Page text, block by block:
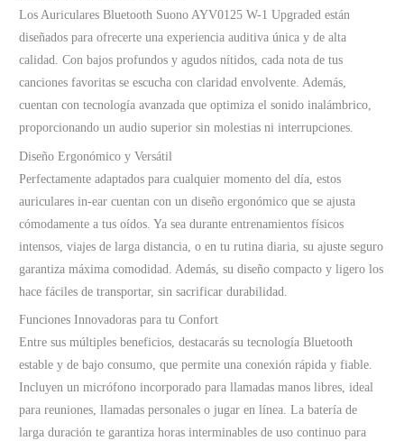
Los Auriculares Bluetooth Suono AYV0125 W-1 Upgraded están
diseñados para ofrecerte una experiencia auditiva única y de alta
calidad. Con bajos profundos y agudos nítidos, cada nota de tus
canciones favoritas se escucha con claridad envolvente. Además,
cuentan con tecnología avanzada que optimiza el sonido inalámbrico,
proporcionando un audio superior sin molestias ni interrupciones.
Diseño Ergonómico y Versátil
Perfectamente adaptados para cualquier momento del día, estos
auriculares in-ear cuentan con un diseño ergonómico que se ajusta
cómodamente a tus oídos. Ya sea durante entrenamientos físicos
intensos, viajes de larga distancia, o en tu rutina diaria, su ajuste seguro
garantiza máxima comodidad. Además, su diseño compacto y ligero los
hace fáciles de transportar, sin sacrificar durabilidad.
Funciones Innovadoras para tu Confort
Entre sus múltiples beneficios, destacarás su tecnología Bluetooth
estable y de bajo consumo, que permite una conexión rápida y fiable.
Incluyen un micrófono incorporado para llamadas manos libres, ideal
para reuniones, llamadas personales o jugar en línea. La batería de
larga duración te garantiza horas interminables de uso continuo para